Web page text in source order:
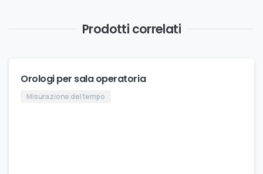
Prodotti correlati
Orologi per sala operatoria
Misurazione del tempo